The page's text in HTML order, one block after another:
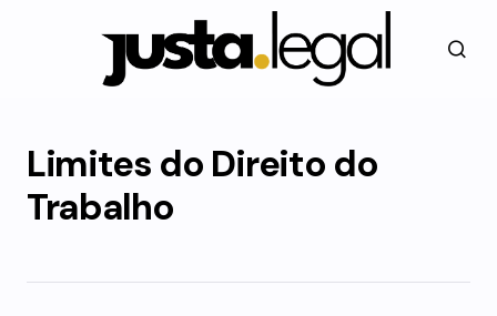
Limites do Direito do
Trabalho